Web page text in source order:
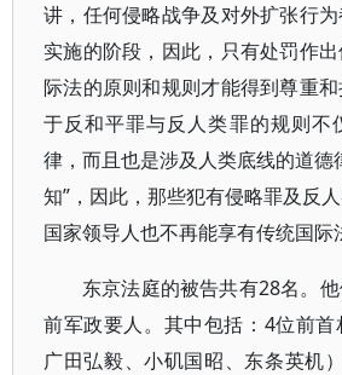
讲，任何侵略战争及对外扩张行
实施的阶段，因此，只有处罚作
际法的原则和规则才能得到尊重
于反和平罪与反人类罪的规则不
律，而且也是涉及人类底线的道德
知”，因此，那些犯有侵略罪及反
国家领导人也不再能享有传统国际
东京法庭的被告共有28名。
前军政要人。其中包括：4位前首
广田弘毅、小矶国昭、东条英机